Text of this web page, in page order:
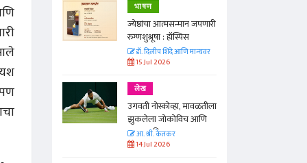
जपणारी
मान्यवर
आणि
भाषण
ज्येष्ठांचा आत्मसन्मान जपणारी
रुग्णशुश्रूषा : हॉस्पिस
डॉ. दिलीप शिंदे आणि मान्यवर
15 Jul 2026
लेख
उगवती नोस्कोव्हा, मावळतीला
झुकलेला जोकोविच आणि
दरम्यान विम्बल्डन
आ. श्री. केतकर
14 Jul 2026